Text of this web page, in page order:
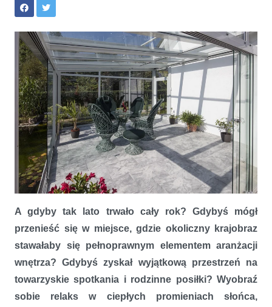
A gdyby tak lato trwało cały rok? Gdybyś mógł
przenieść się w miejsce, gdzie okoliczny krajobraz
stawałaby się pełnoprawnym elementem aranżacji
wnętrza? Gdybyś zyskał wyjątkową przestrzeń na
towarzyskie spotkania i rodzinne posiłki? Wyobraź
sobie relaks w ciepłych promieniach słońca,